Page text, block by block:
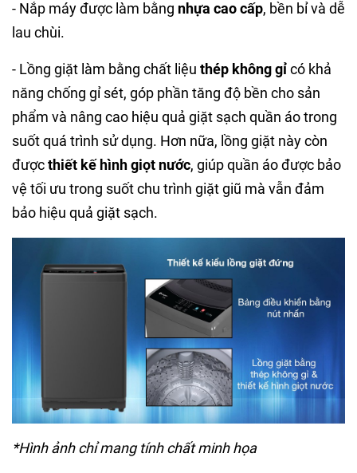
- Nắp máy được làm bằng nhựa cao cấp, bền bỉ và dễ
lau chùi.
- Lồng giặt làm bằng chất liệu thép không gỉcó khả
năng chống gỉ sét, góp phần tăng độ bền cho sản
phẩm và nâng cao hiệu quả giặt sạch quần áo trong
suốt quá trình sử dụng. Hơn nữa, lồng giặt này còn
đượcthiết kế hình giọt nước, giúp quần áo được bảo
vệ tối ưu trong suốt chu trình giặt giũ mà vẫn đảm
bảo hiệu quả giặt sạch.
*Hình ảnh chỉ mang tính chất minh họa